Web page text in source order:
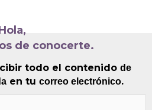
de conocerte.
todo el contenido de
en tu correo electrónico.